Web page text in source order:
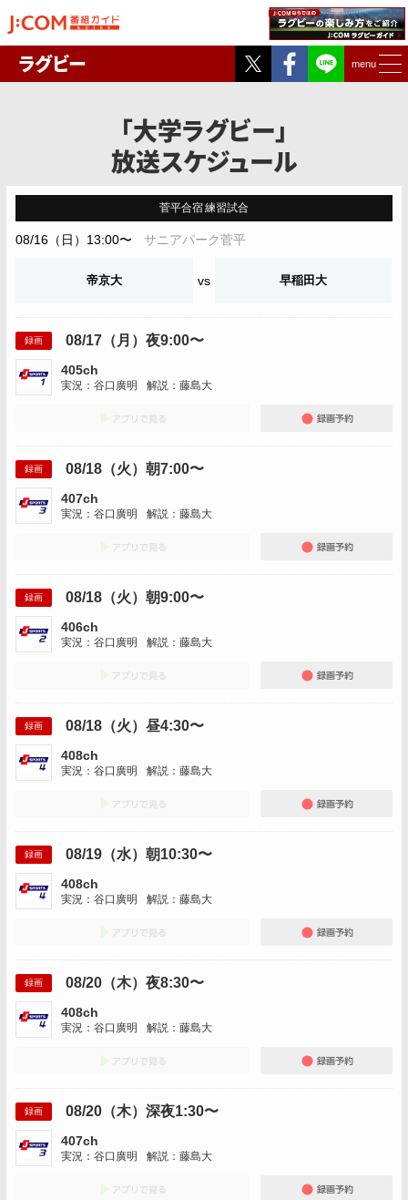
Twitter
Facebook
menu
ラグビー
「大学ラグビー」
放送スケジュール
菅平合宿 練習試合
08/16（日）13:00〜 サニアパーク菅平
帝京大 vs 早稲田大
録画 08/17（月）夜9:00〜
405ch
実況：谷口廣明 解説：藤島大
録画 08/18（火）朝7:00〜
407ch
実況：谷口廣明 解説：藤島大
録画 08/18（火）朝9:00〜
406ch
実況：谷口廣明 解説：藤島大
録画 08/18（火）昼4:30〜
408ch
実況：谷口廣明 解説：藤島大
録画 08/19（水）朝10:30〜
408ch
実況：谷口廣明 解説：藤島大
録画 08/20（木）夜8:30〜
408ch
実況：谷口廣明 解説：藤島大
録画 08/20（木）深夜1:30〜
407ch
実況：谷口廣明 解説：藤島大